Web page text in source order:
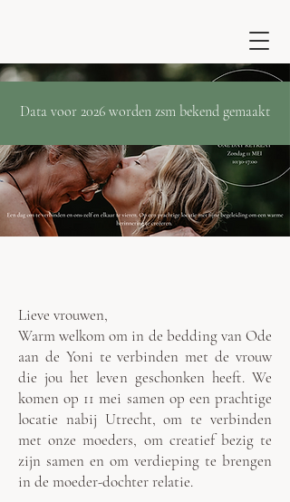
Data voor 2026 worden zsm bekend gemaakt
Lieve vrouwen,
Warm welkom om in de bedding van Ode
aan de Yoni te verbinden met de vrouw
die jou het leven geschonken heeft. We
komen op 11 mei samen op een prachtige
locatie nabij Utrecht, om te verbinden
met onze moeders, om creatief bezig te
zijn samen en om verdieping te brengen
in de moeder-dochter relatie.